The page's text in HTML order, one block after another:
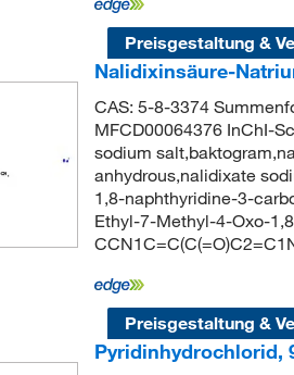
Preisgestaltung &
Nalidixinsäure-
CAS: 5-8-3374
MFCD00064376 InChI-
sodium
anhydrous,nalidixate
1,8-naphthyridine-3-
Ethyl-7-Methyl-4-Oxo-
Preisgestaltung &
Pyridinhydrochlorid,